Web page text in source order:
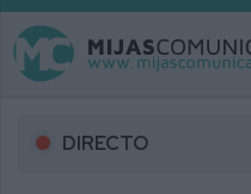
DIRECTO